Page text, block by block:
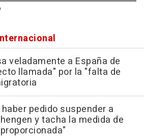
veladamente a España de
llamada" por la "falta de
pedido suspender a
y tacha la medida de